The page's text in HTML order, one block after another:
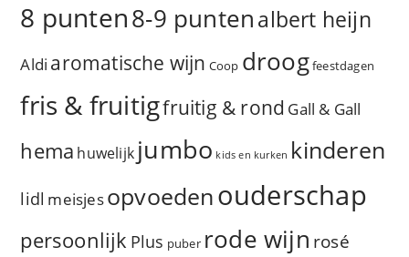
8 punten8-9 puntenalbert heijn
Aldi aromatische wijn Coop droogfeestdagen
fris & fruitigfruitig & rond Gall & Gall
hema huwelijk jumbo kids en kurken kinderen
lidl meisjesopvoedenouderschap
persoonlijk Plus puber rode wijn rosé